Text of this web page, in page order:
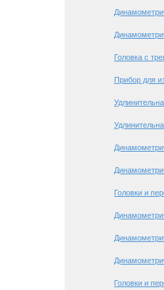
Головка с
Прибор для
Головки и
Головки и